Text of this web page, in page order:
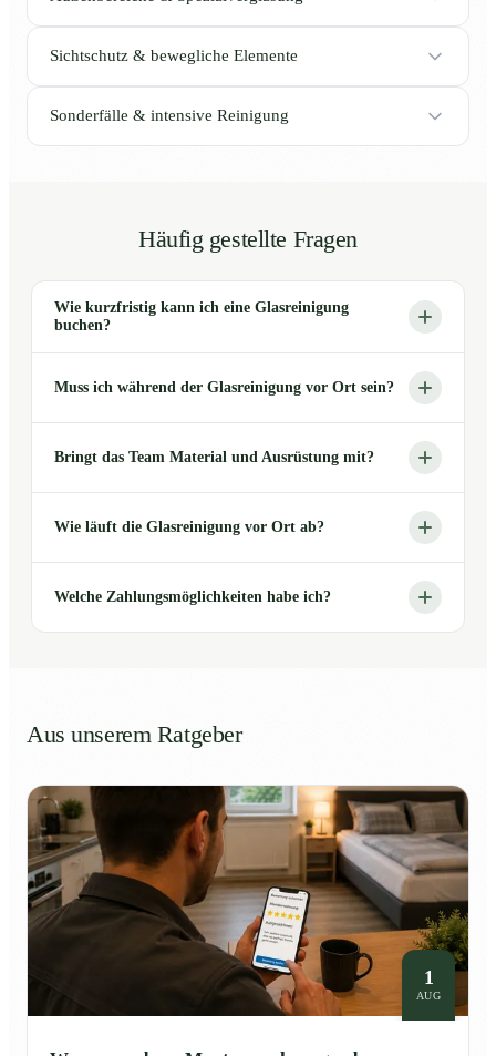
Sichtschutz & bewegliche Elemente
Sonderfälle & intensive Reinigung
Häufig gestellte Fragen
Wie kurzfristig kann ich eine Glasreinigung
buchen?
Muss ich während der Glasreinigung vor Ort sein?
Bringt das Team Material und Ausrüstung mit?
Wie läuft die Glasreinigung vor Ort ab?
Welche Zahlungsmöglichkeiten habe ich?
Aus unserem Ratgeber
1
AUG